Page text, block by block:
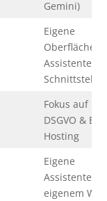
Gemini)
Eigene
Oberfläche,
Assistenten,
Fokus auf
DSGVO & EU-
Hosting
Eigene
Assistenten
eigenem